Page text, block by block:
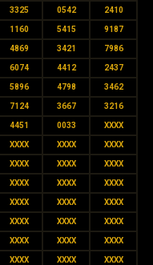
3325 0542 2410
1160 5415 9187
4869 3421 7986
6074 4412 2437
5896 4798 3462
7124 3667 3216
4451 0033 XXXX
XXXX XXXX XXXX
XXXX XXXX XXXX
XXXX XXXX XXXX
XXXX XXXX XXXX
XXXX XXXX XXXX
XXXX XXXX XXXX
XXXX XXXX XXXX